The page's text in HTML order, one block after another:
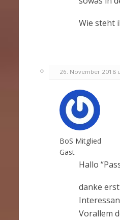
Wie steht
26. November 2018
BoS Mitglied
Gast
Hallo
danke
Vorallem